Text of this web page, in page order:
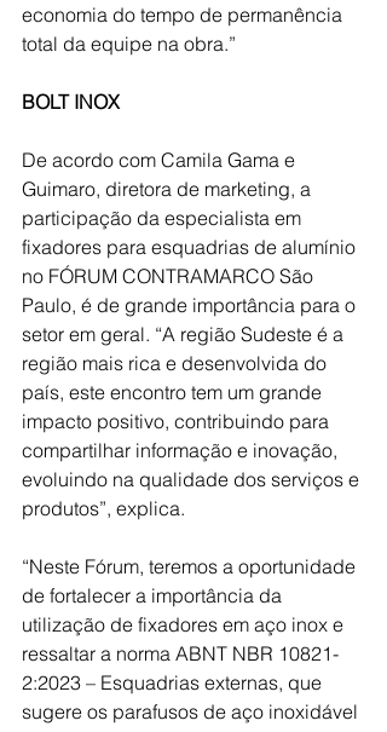
economia do tempo de permanência
total da equipe na obra.”
BOLT INOX
De acordo com Camila Gama e
Guimaro, diretora de marketing, a
participação da especialista em
fixadores para esquadrias de alumínio
no FÓRUM CONTRAMARCO São
Paulo, é de grande importância para o
setor em geral. “A região Sudeste é a
região mais rica e desenvolvida do
país, este encontro tem um grande
impacto positivo, contribuindo para
compartilhar informação e inovação,
evoluindo na qualidade dos serviços e
produtos”, explica.
“Neste Fórum, teremos a oportunidade
de fortalecer a importância da
utilização de fixadores em aço inox e
ressaltar a norma ABNT NBR 10821-
2:2023 – Esquadrias externas, que
sugere os parafusos de aço inoxidável